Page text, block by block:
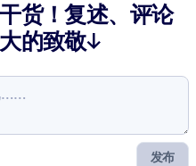
货！复述、评论
的致敬↓
发布